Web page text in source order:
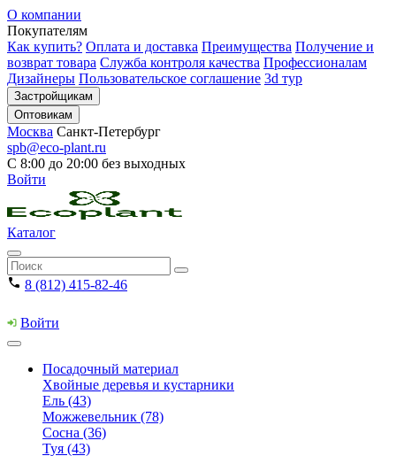
О компании
Покупателям
Как купить? Оплата и доставка Преимущества Получение и
возврат товара Служба контроля качества Профессионалам
Дизайнеры Пользовательское соглашение 3d тур
Застройщикам
Оптовикам
Москва Санкт-Петербург
spb@eco-plant.ru
С 8:00 до 20:00 без выходных
Войти
Каталог
8 (812) 415-82-46
Войти
Посадочный материал
Хвойные деревья и кустарники
Ель (43)
Можжевельник (78)
Сосна (36)
Туя (43)